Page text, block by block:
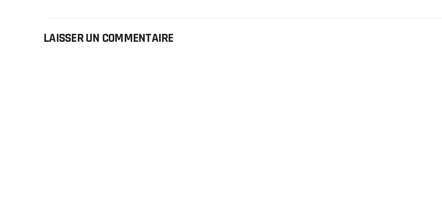
LAISSER UN COMMENTAIRE